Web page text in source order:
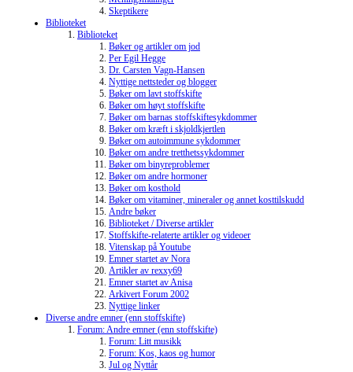
Skeptikere
Biblioteket
Biblioteket
Bøker og artikler om jod
Per Egil Hegge
Dr. Carsten Vagn-Hansen
Nyttige nettsteder og blogger
Bøker om lavt stoffskifte
Bøker om høyt stoffskifte
Bøker om barnas stoffskiftesykdommer
Bøker om kræft i skjoldkjertlen
Bøker om autoimmune sykdommer
Bøker om andre tretthetssykdommer
Bøker om binyreproblemer
Bøker om andre hormoner
Bøker om kosthold
Bøker om vitaminer, mineraler og annet kosttilskudd
Andre bøker
Biblioteket / Diverse artikler
Stoffskifte-relaterte artikler og videoer
Vitenskap på Youtube
Emner startet av Nora
Artikler av rexxy69
Emner startet av Anisa
Arkivert Forum 2002
Nyttige linker
Diverse andre emner (enn stoffskifte)
Forum: Andre emner (enn stoffskifte)
Forum: Litt musikk
Forum: Kos, kaos og humor
Jul og Nyttår